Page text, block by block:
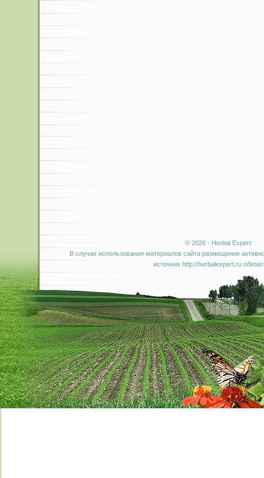
© 2026 - Herbal Expert
В случае использования материалов сайта размещение
источник http://herbalexpert.ru